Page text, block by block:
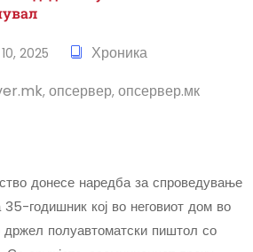
2025
Хроника
, опсервер, опсервер.мк
донесе наредба за спроведување
35-годишник кој во неговиот дом во
држел полуавтоматски пиштол со